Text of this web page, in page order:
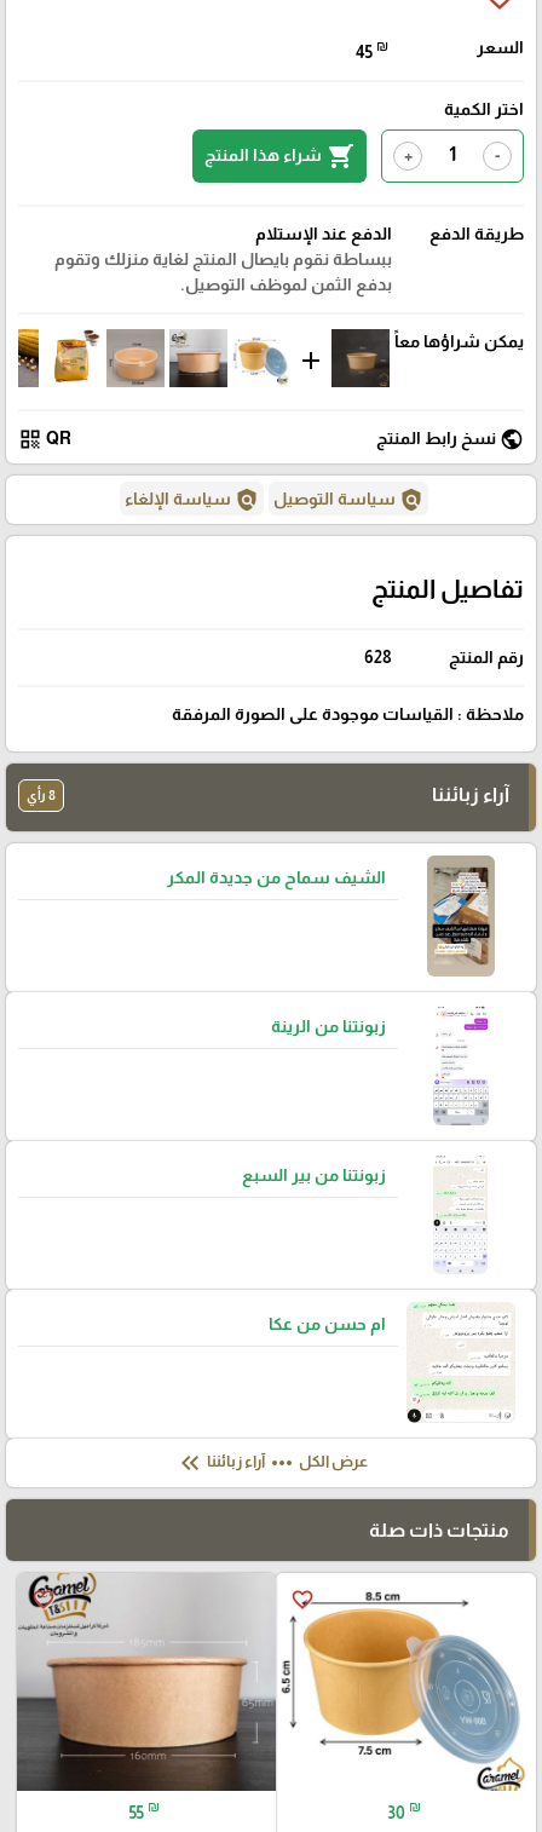
السعر 45 ₪
اختر الكمية
-
+
shopping_cart شراء هذا المنتج
طريقة الدفع
الدفع عند الإستلام
ببساطة نقوم بايصال المنتج لغاية منزلك وتقوم
بدفع الثمن لموظف التوصيل.
يمكن شراؤها معاً
add
public نسخ رابط المنتج QR
qr_code
policy سياسة التوصيل policy سياسة الإلغاء
تفاصيل المنتج
رقم المنتج 628
ملاحظة : القياسات موجودة على الصورة المرفقة
آراء زبائننا 8 رأي
الشيف سماح من جديدة المكر
زبونتنا من الرينة
زبونتنا من بير السبع
ام حسن من عكا
عرض الكل more_horiz آراء زبائننا keyboard_double_arrow_left
منتجات ذات صلة
favorite_border
30 ₪
favorite_border
55 ₪